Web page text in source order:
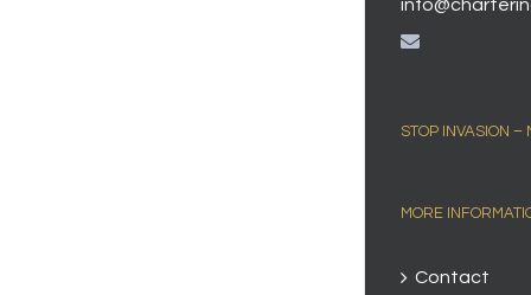
STOP INVASION –
MORE
Contact